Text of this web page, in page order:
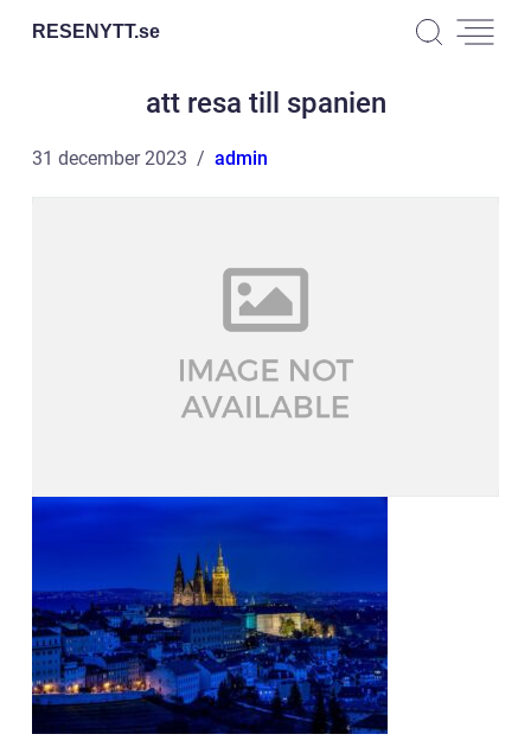
RESENYTT.se
att resa till spanien
31 december 2023 admin